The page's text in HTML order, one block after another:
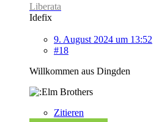
Liberata
Idefix
9. August 2024 um 13:52
#18
Willkommen aus Dingden
Zitieren